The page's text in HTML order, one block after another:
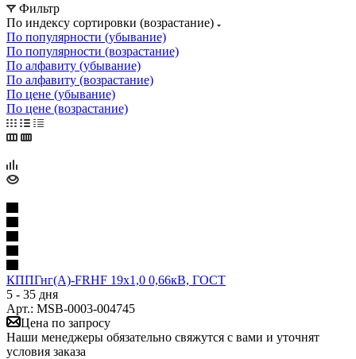
Фильтр
По индексу сортировки (возрастание)
По популярности (убывание)
По популярности (возрастание)
По алфавиту (убывание)
По алфавиту (возрастание)
По цене (убывание)
По цене (возрастание)
КППГнг(А)-FRHF 19х1,0 0,66кВ, ГОСТ
5 - 35 дня
Арт.: MSB-0003-004745
Цена по запросу
Наши менеджеры обязательно свяжутся с вами и уточнят
условия заказа